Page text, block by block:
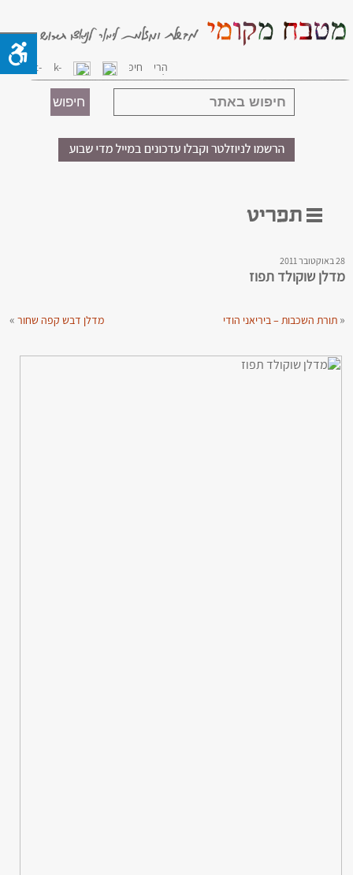
28 באוקטובר 2011
מדלן שוקולד תפוז
« תורת השכבות – ביריאני הודי מדלן דבש קפה שחור»